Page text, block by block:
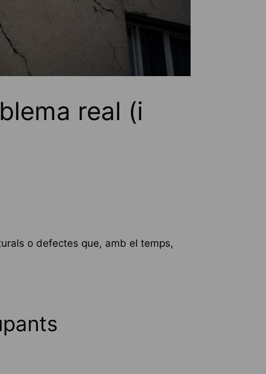
real (i
o defectes que, amb el temps,